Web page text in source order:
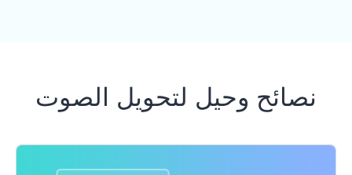
نصائح وحيل لتحويل الصوت